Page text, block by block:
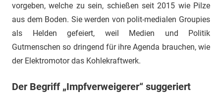
vorgeben, welche zu sein, schießen seit 2015 wie Pilze
aus dem Boden. Sie werden von polit-medialen Groupies
als Helden gefeiert, weil Medien und Politik
Gutmenschen so dringend für ihre Agenda brauchen, wie
der Elektromotor das Kohlekraftwerk.
Der Begriff „Impfverweigerer“ suggeriert